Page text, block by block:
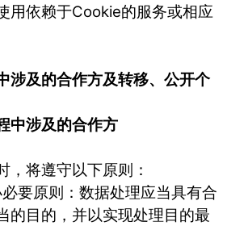
用依赖于Cookie的服务或相应
涉及的合作方及转移、公开个
中涉及的合作方
，将遵守以下原则：
要原则：数据处理应当具有合
的目的，并以实现处理目的最